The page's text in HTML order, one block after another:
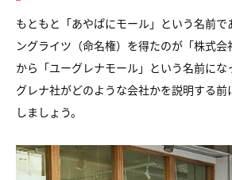
もともと「あやぱにモール」という名前で
ングライツ（命名権）を得たのが「株式会
から「ユーグレナモール」という名前にな
グレナ社がどのような会社かを説明する
しましょう。